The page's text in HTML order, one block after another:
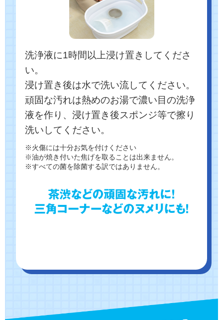
洗浄液に1時間以上浸け置きしてくださ
い。
浸け置き後は水で洗い流してください。
頑固な汚れは熱めのお湯で濃い目の洗浄
液を作り、浸け置き後スポンジ等で擦り
洗いしてください。
※火傷には十分お気を付けください
※油が焼き付いた焦げを取ることは出来ません。
※すべての菌を除菌する訳ではありません。